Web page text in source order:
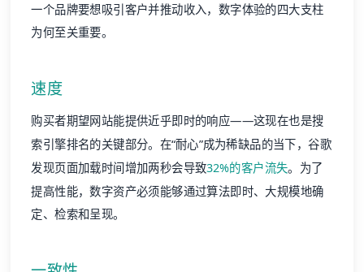
一个品牌要想吸引客户并推动收入，数字体验的四大支柱
为何至关重要。
速度
购买者期望网站能提供近乎即时的响应——这现在也是搜
索引擎排名的关键部分。在“耐心”成为稀缺品的当下，谷歌
发现页面加载时间增加两秒会导致32%的客户流失。为了
提高性能，数字资产必须能够通过算法即时、大规模地确
定、检索和呈现。